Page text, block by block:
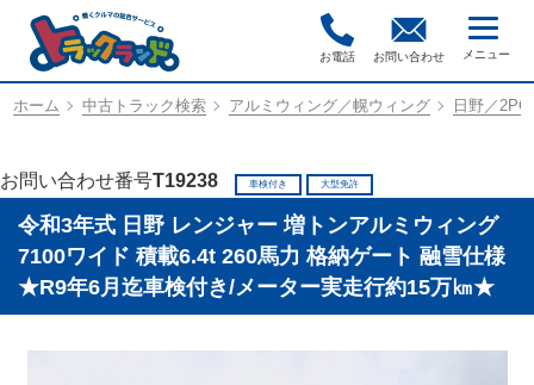
お電話 お問い合わせ
ホーム 中古トラック検索 アルミウィング／幌ウィング 日野／
お問い合わせ番号T19238 車検付き 大型免許
令和3年式 日野 レンジャー 増トンアルミウィング
7100ワイド 積載6.4t 260馬力 格納ゲート 融雪仕様
★R9年6月迄車検付き/メーター実走行約15万㎞★